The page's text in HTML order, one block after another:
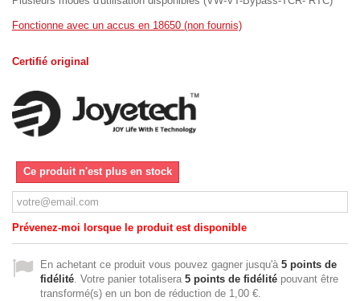
Fonctionne avec un accus en 18650 (non fournis)
Certifié original
Ce produit n'est plus en stock
Prévenez-moi lorsque le produit est disponible
En achetant ce produit vous pouvez gagner jusqu'à 5 points de
fidélité. Votre panier totalisera 5 points de fidélité pouvant être
transformé(s) en un bon de réduction de 1,00 €.